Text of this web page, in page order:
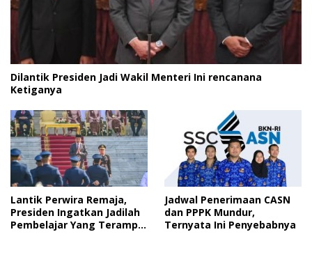
Dilantik Presiden Jadi Wakil Menteri Ini rencanana
Ketiganya
Lantik Perwira Remaja,
Presiden Ingatkan Jadilah
Pembelajar Yang Terampil
Jadwal Penerimaan CASN
dan PPPK Mundur,
Ternyata Ini Penyebabnya